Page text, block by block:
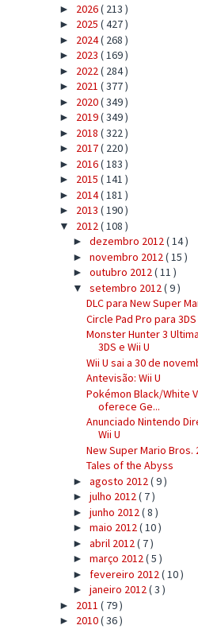
► 2026( 213 )
► 2025 ( 427 )
► 2024( 268 )
► 2023 ( 169 )
► 2022( 284 )
► 2021 ( 377 )
► 2020( 349 )
► 2019( 349 )
► 2018 ( 322 )
► 2017( 220 )
► 2016( 183 )
► 2015 ( 141 )
► 2014( 181 )
► 2013 ( 190 )
▼ 2012( 108 )
► dezembro 2012( 14 )
► novembro 2012( 15 )
► outubro 2012( 11 )
▼ setembro 2012( 9 )
DLC para New Super
Circle Pad Pro para
Monster Hunter 3
3DS e Wii U
Wii U sai a 30 de
Antevisão: Wii U
Pokémon Black/White
oferece Ge...
Anunciado Nintendo
Wii U
New Super Mario Bros.
Tales of the Abyss
► agosto 2012( 9 )
► julho 2012( 7 )
► junho 2012( 8 )
► maio 2012( 10 )
► abril 2012( 7 )
► março 2012( 5 )
► fevereiro 2012( 10 )
► janeiro 2012( 3 )
► 2011 ( 79 )
► 2010( 36 )